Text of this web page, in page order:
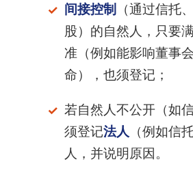
间接控制
（通过信托
股）的自然人，只要
准（例如能影响董事
命），也须登记；
若自然人不公开（如
须登记法人 （例如信
人，并说明原因。